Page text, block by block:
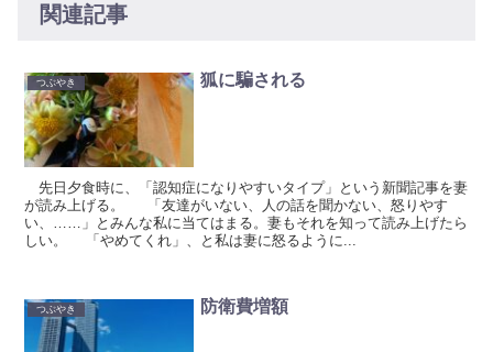
関連記事
つぶやき 狐に騙される
先日夕食時に、「認知症になりやすいタイプ」という新聞記事を妻
が読み上げる。 「友達がいない、人の話を聞かない、怒りやす
い、……」とみんな私に当てはまる。妻もそれを知って読み上げたら
しい。 「やめてくれ」、と私は妻に怒るように...
つぶやき 防衛費増額